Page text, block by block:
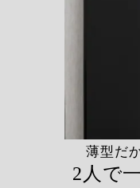
薄型だ
2人で